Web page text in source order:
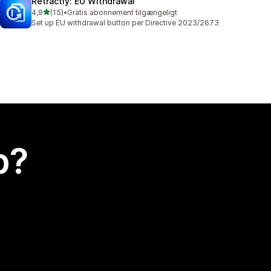
4,9ud af 5 stjerner
(15)
15 anmeldelser i alt
•Gratis abonnement tilgængeligt
Set up EU withdrawal button per Directive 2023/2673